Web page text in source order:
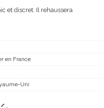
et discret. Il rehaussera
en France
Uni